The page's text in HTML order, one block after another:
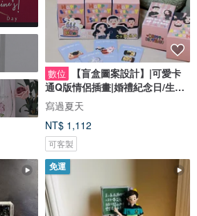
數位
【盲盒圖案設計】|可愛卡
通Q版情侶插畫|婚禮紀念日/生日
禮物客製
寫過夏天
NT$ 1,112
可客製
免運